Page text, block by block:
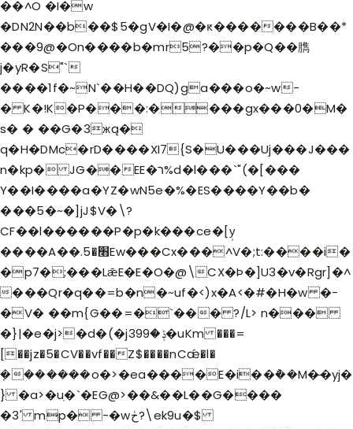
��^O �I�w
�DN2N��b��$5�gV�I�@�ԟ�������B��*
���9@�On����b�mr5?��p�Q��臇
j�yR�S"`
����1f�~N`��H��DQ)ga���o�~w-
� K�!K�P���:����gx���0�M�
s� � ��G�3жą�
q�H�DMc�rD����XI7{S�U���Uj���J���
n�kp� JG��EE�ר%d�l���`"(�[���
Y��I����a�Y Z�wN5e�%�ES����Y��b�
���5�~�]jJ$V�\?
CF��l������P�p�k���ce�[y̹
����A��.׫�5Ew���Cx���^V�;t:����i�
�p7�;���LǣE�E�O�@\CX�Þ�]U3�v�Rgr]�^
���Qr�q��=b�n�~uf�<)x�A<�#�H�w �-
�V� ��m{G��=�`��� ?/L> n���
�}|�e�j>�d�(�jݙ�399�uKm ���=
[��jz�5�CV��vf��Z$����nCǽ�l�
݀�������o�>�ea����E�i��݅��M�̶�yj�
} �a>�uֽ�`�EG@>��&��L��G����
�3' mp� -�wڂ?\ek9u�$